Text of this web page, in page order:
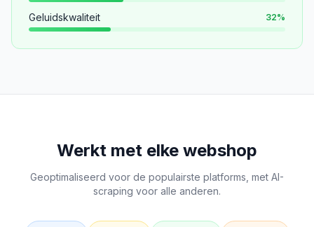
Geluidskwaliteit 32%
Werkt met elke webshop
Geoptimaliseerd voor de populairste platforms, met AI-
scraping voor alle anderen.